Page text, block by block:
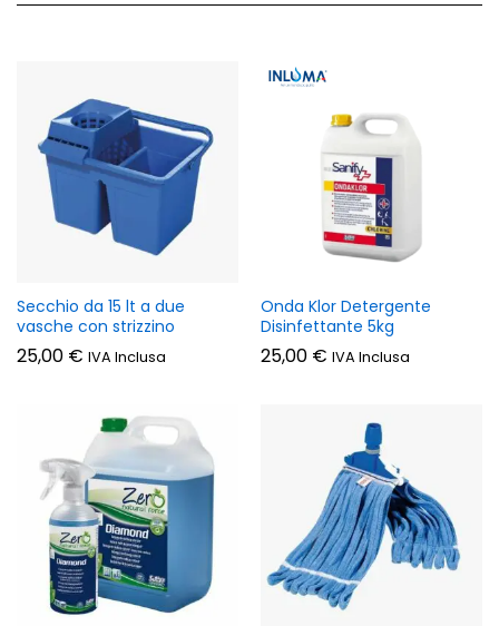
Secchio da 15 lt a due
vasche con strizzino
25,00 € IVA Inclusa
Onda Klor Detergente
Disinfettante 5kg
25,00 € IVA Inclusa